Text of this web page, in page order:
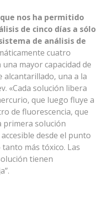
nos ha permitido
de cinco días a sólo
de análisis de
cuatro
mayor capacidad de
alcantarillado, una a la
«Cada solución libera
que luego fluye a
de fluorescencia, que
primera solución
desde el punto
más tóxico. Las
tienen